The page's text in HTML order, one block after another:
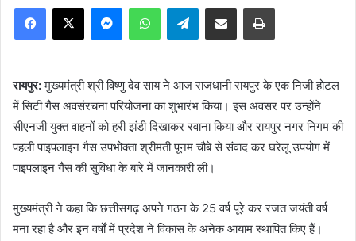
Facebook
X MessengerWhatsAppTelegramShare via Email Print
रायपुर:मुख्यमंत्री श्री विष्णु देव साय ने आज राजधानी रायपुर के एक निजी होटल
में सिटी गैस अवसंरचना परियोजना का शुभारंभ किया। इस अवसर पर उन्होंने
सीएनजी युक्त वाहनों को हरी झंडी दिखाकर रवाना किया और रायपुर नगर निगम की
पहली पाइपलाइन गैस उपभोक्ता श्रीमती पूनम चौबे से संवाद कर घरेलू उपयोग में
पाइपलाइन गैस की सुविधा के बारे में जानकारी ली।
मुख्यमंत्री ने कहा कि छत्तीसगढ़ अपने गठन के 25 वर्ष पूरे कर रजत जयंती वर्ष
मना रहा है और इन वर्षों में प्रदेश ने विकास के अनेक आयाम स्थापित किए हैं।